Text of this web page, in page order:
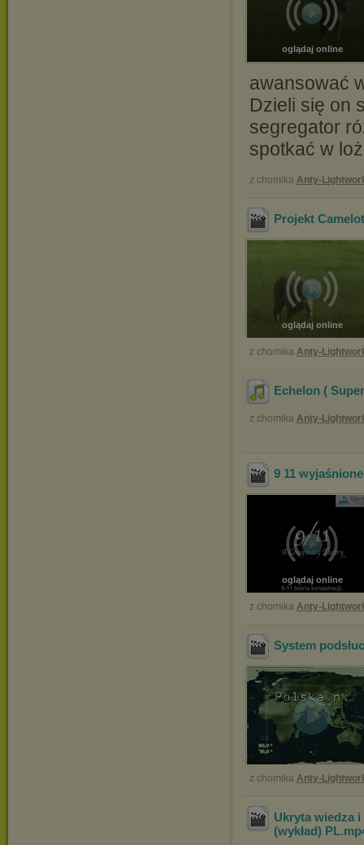
oglądaj online
awansować
Dzieli się on
segregator
spotkać w
z chomika Anty-
Projekt
oglądaj online
z chomika Anty-
Echelon (
z chomika Anty-
9 11
oglądaj online
z chomika Anty-
System
z chomika Anty-
Ukryta wiedza
(wykład) PL